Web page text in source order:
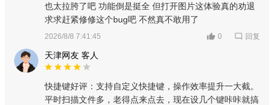
也太拉胯了吧 功能倒是挺全 但打开图片这体验真的劝退
求求赶紧修修这个bug吧 不然真不敢用了
2026/8/8 7:41:45 0 回复
天津网友 客人
快捷键好评：支持自定义快捷键，操作效率提升一大截。
平时扫描文件多，老得点来点去，现在设几个键咔咔就搞